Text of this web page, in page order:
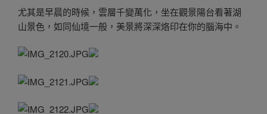
尤其是早晨的時候，雲層千變萬化，坐在觀景陽台看著湖
山景色，如同仙境一般，美景將深深烙印在你的腦海中。